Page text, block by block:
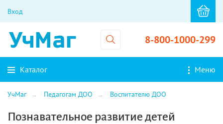
Вход
8-800-1000-299
Каталог Меню
УчМаг Педагогам ДОО Воспитателю ДОО
Познавательное развитие детей